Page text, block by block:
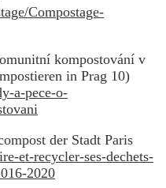
Compostage-
kompostování v
in Prag 10)
a-pece-o-
der Stadt Paris
et-recycler-ses-dechets-
2020